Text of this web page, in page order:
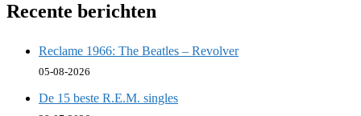
Recente berichten
Reclame 1966: The Beatles – Revolver
05-08-2026
De 15 beste R.E.M. singles